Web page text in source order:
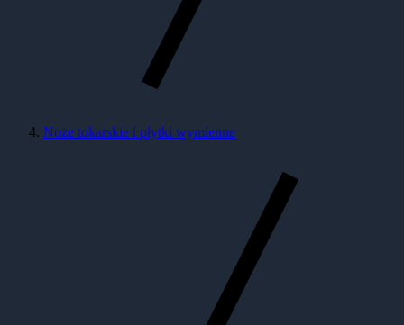
Noże tokarskie i płytki wymienne